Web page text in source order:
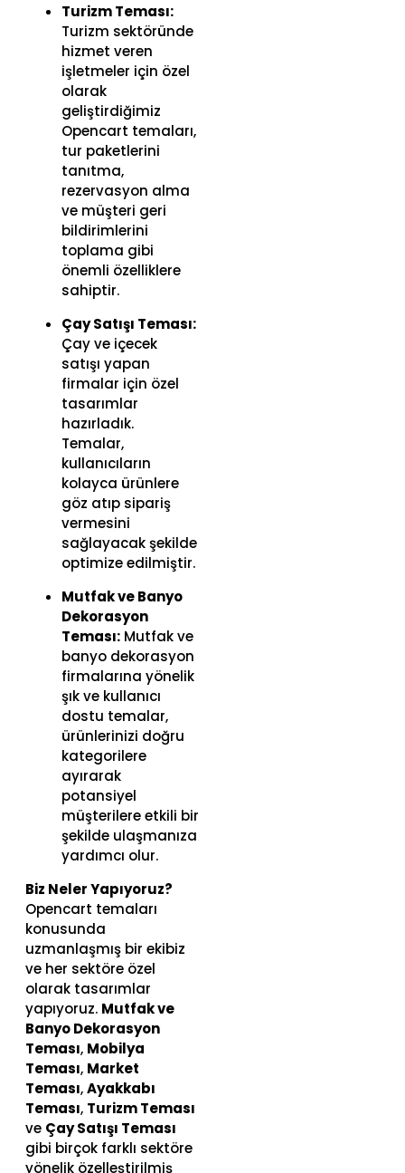
Turizm Teması:
Turizm sektöründe
hizmet veren
işletmeler için özel
olarak
geliştirdiğimiz
Opencart temaları,
tur paketlerini
tanıtma,
rezervasyon alma
ve müşteri geri
bildirimlerini
toplama gibi
önemli özelliklere
sahiptir.
Çay Satışı Teması:
Çay ve içecek
satışı yapan
firmalar için özel
tasarımlar
hazırladık.
Temalar,
kullanıcıların
kolayca ürünlere
göz atıp sipariş
vermesini
sağlayacak şekilde
optimize edilmiştir.
Mutfak ve Banyo
Dekorasyon
Teması: Mutfak ve
banyo dekorasyon
firmalarına yönelik
şık ve kullanıcı
dostu temalar,
ürünlerinizi doğru
kategorilere
ayırarak
potansiyel
müşterilere etkili bir
şekilde ulaşmanıza
yardımcı olur.
Biz Neler Yapıyoruz?
Opencart temaları
konusunda
uzmanlaşmış bir ekibiz
ve her sektöre özel
olarak tasarımlar
yapıyoruz. Mutfak ve
Banyo Dekorasyon
Teması, Mobilya
Teması, Market
Teması,Ayakkabı
Teması, Turizm Teması
ve Çay Satışı Teması
gibi birçok farklı sektöre
yönelik özelleştirilmiş